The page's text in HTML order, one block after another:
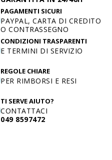
TI SERVE AIUTO?
CONTATTACI
049 8597472
PAGAMENTI SICURI
PAYPAL, CARTA DI CREDITO
O CONTRASSEGNO
CONDIZIONI TRASPARENTI
E TERMINI DI SERVIZIO
REGOLE CHIARE
PER RIMBORSI E RESI